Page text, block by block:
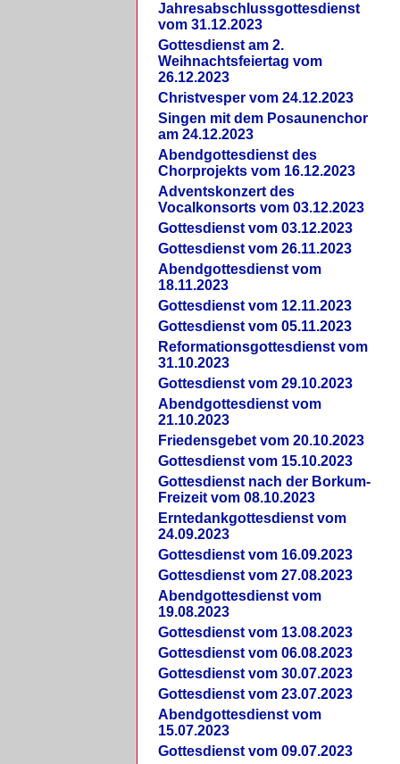
Jahresabschlussgottesdienst
vom 31.12.2023
Gottesdienst am 2.
Weihnachtsfeiertag vom
26.12.2023
Christvesper vom 24.12.2023
Singen mit dem Posaunenchor
am 24.12.2023
Abendgottesdienst des
Chorprojekts vom 16.12.2023
Adventskonzert des
Vocalkonsorts vom 03.12.2023
Gottesdienst vom 03.12.2023
Gottesdienst vom 26.11.2023
Abendgottesdienst vom
18.11.2023
Gottesdienst vom 12.11.2023
Gottesdienst vom 05.11.2023
Reformationsgottesdienst vom
31.10.2023
Gottesdienst vom 29.10.2023
Abendgottesdienst vom
21.10.2023
Friedensgebet vom 20.10.2023
Gottesdienst vom 15.10.2023
Gottesdienst nach der Borkum-
Freizeit vom 08.10.2023
Erntedankgottesdienst vom
24.09.2023
Gottesdienst vom 16.09.2023
Gottesdienst vom 27.08.2023
Abendgottesdienst vom
19.08.2023
Gottesdienst vom 13.08.2023
Gottesdienst vom 06.08.2023
Gottesdienst vom 30.07.2023
Gottesdienst vom 23.07.2023
Abendgottesdienst vom
15.07.2023
Gottesdienst vom 09.07.2023